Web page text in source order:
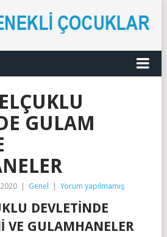
GULAM
Genel Yorum yapılmamış
DEVLETINDE
VE GULAMHANELER